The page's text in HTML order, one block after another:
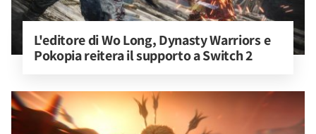
L'editore di Wo Long, Dynasty Warriors e
Pokopia reitera il supporto a Switch 2